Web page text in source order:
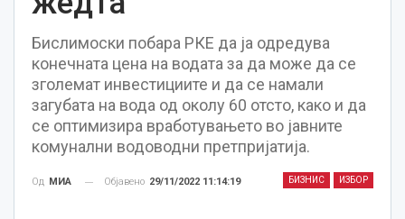
Бислимоски побара РКЕ да ја одредува
конечната цена на водата за да може да се
зголемат инвестициите и да се намали
загубата на вода од околу 60 отсто, како и да
се оптимизира вработувањето во јавните
комунални водоводни претпријатија.
БИЗНИС ИЗБОР
Од МИА Објавено 29/11/2022 11:14:19